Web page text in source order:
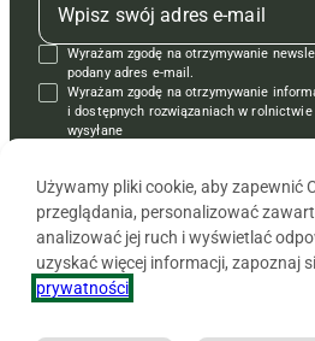
Regulamin
Polityka prywatności
Kontakt
Reklama
Kontakt
Krzyżówki
Regulamin
Wyrażam zgodę na otrzymywanie
podany adres e-mail.
Wyrażam zgodę na otrzymywanie
i dostępnych rozwiązaniach w
wysyłane
Używamy pliki cookie, aby zapewnić
przeglądania, personalizować
analizować jej ruch i wyświetlać
uzyskać więcej informacji, zapoznaj
prywatności